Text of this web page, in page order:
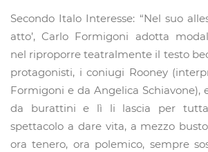
Secondo Italo Interesse: “Nel suo
atto’, Carlo Formigoni adotta
nel riproporre teatralmente il testo
protagonisti, i coniugi Rooney
Formigoni e da Angelica Schiavone),
da burattini e lì li lascia per
spettacolo a dare vita, a mezzo
ora tenero, ora polemico, sempre